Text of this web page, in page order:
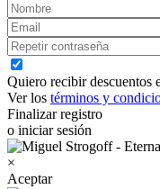
Quiero recibir descuentos
Ver los términos y
Finalizar registro
o iniciar sesión
×
Aceptar